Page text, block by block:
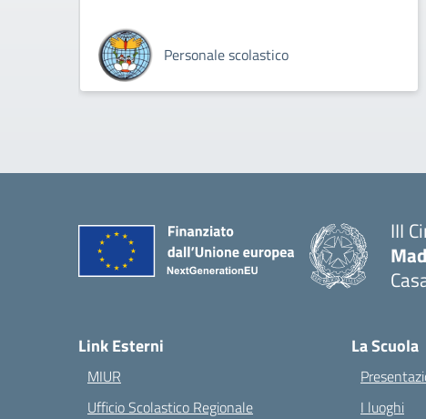
Personale scolastico
III
Link Esterni
MIUR
Ufficio Scolastico Regionale
La Scuola
I luoghi